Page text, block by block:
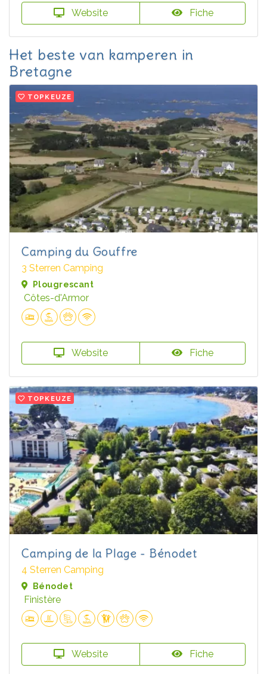
Website Fiche
Het beste van kamperen in
Bretagne
TOPKEUZE
Camping du Gouffre
3 Sterren Camping
Plougrescant
Côtes-d'Armor
Website Fiche
TOPKEUZE
Camping de la Plage - Bénodet
4 Sterren Camping
Bénodet
Finistère
Website Fiche